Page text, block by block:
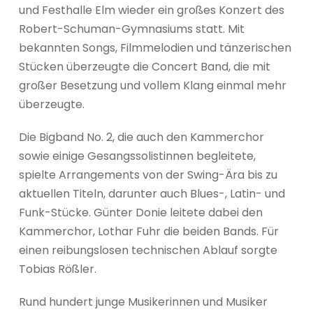
und Festhalle Elm wieder ein großes Konzert des
Robert-Schuman-Gymnasiums statt. Mit
bekannten Songs, Filmmelodien und tänzerischen
Stücken überzeugte die Concert Band, die mit
großer Besetzung und vollem Klang einmal mehr
überzeugte.
Die Bigband No. 2, die auch den Kammerchor
sowie einige Gesangssolistinnen begleitete,
spielte Arrangements von der Swing-Ära bis zu
aktuellen Titeln, darunter auch Blues-, Latin- und
Funk-Stücke. Günter Donie leitete dabei den
Kammerchor, Lothar Fuhr die beiden Bands. Für
einen reibungslosen technischen Ablauf sorgte
Tobias Rößler.
Rund hundert junge Musikerinnen und Musiker